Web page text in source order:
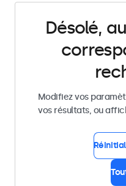
Désolé,
Modifiez vos
vos résultats, ou